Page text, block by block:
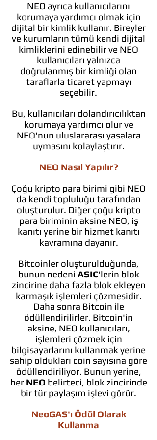
NEO ayrıca kullanıcılarını
korumaya yardımcı olmak için
dijital bir kimlik kullanır. Bireyler
ve kurumların tümü kendi dijital
kimliklerini edinebilir ve NEO
kullanıcıları yalnızca
doğrulanmış bir kimliği olan
taraflarla ticaret yapmayı
seçebilir.
Bu, kullanıcıları dolandırıcılıktan
korumaya yardımcı olur ve
NEO'nun uluslararası yasalara
uymasını kolaylaştırır.
NEO Nasıl Yapılır?
Çoğu kripto para birimi gibi NEO
da kendi topluluğu tarafından
oluşturulur. Diğer çoğu kripto
para biriminin aksine NEO, iş
kanıtı yerine bir hizmet kanıtı
kavramına dayanır.
Bitcoinler oluşturulduğunda,
bunun nedeni ASIC'lerin blok
zincirine daha fazla blok ekleyen
karmaşık işlemleri çözmesidir.
Daha sonra Bitcoin ile
ödüllendirilirler. Bitcoin'in
aksine, NEO kullanıcıları,
işlemleri çözmek için
bilgisayarlarını kullanmak yerine
sahip oldukları coin sayısına göre
ödüllendiriliyor. Bunun yerine,
her NEO belirteci, blok zincirinde
bir tür paylaşım işlevi görür.
NeoGAS'ı Ödül Olarak
Kullanma